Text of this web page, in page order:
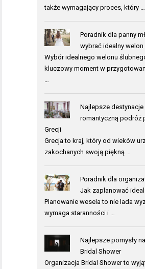
także wymagający proces, który …
Poradnik dla panny
wybrać idealny welon
Wybór idealnego welonu
kluczowy moment w
Najlepsze destynacje
romantyczną podróż
Grecji
Grecja to kraj, który od wieków
zakochanych swoją piękną …
Poradnik dla
Jak zaplanować
Planowanie wesela to nie lada
wymaga staranności i …
Najlepsze pomysły
Bridal Shower
Organizacja Bridal Shower to